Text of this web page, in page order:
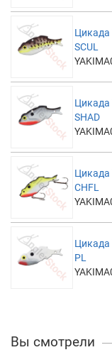
Цикада
SCUL
Цикада
SHAD
Цикада
CHFL
Цикада
PL
Вы смотрели